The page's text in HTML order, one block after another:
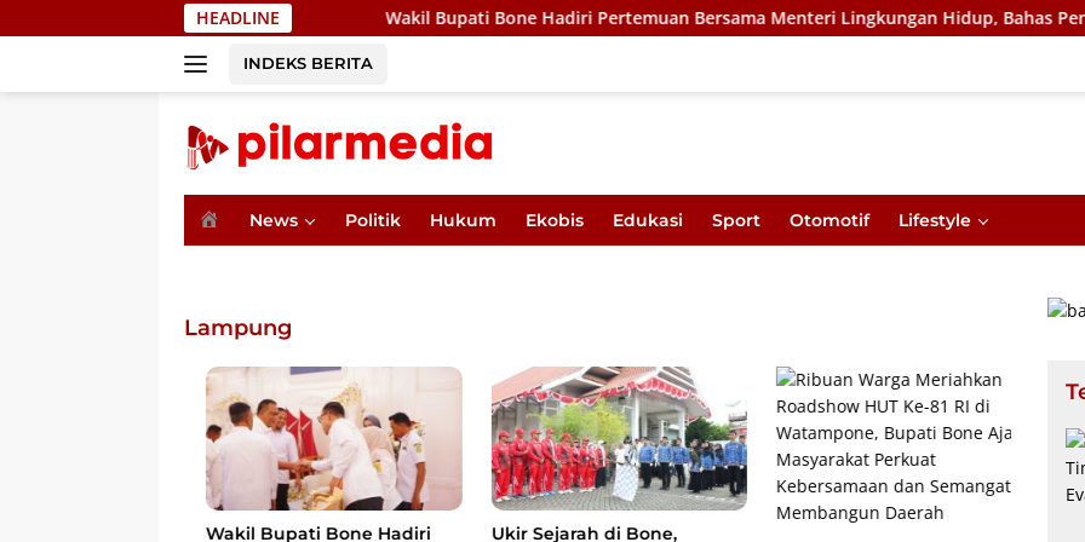
ke
HEADLINEWakil Bupati Bone Hadiri Pertemuan Bersama Menteri Lingkungan Hidup, Bahas Pengelolaan Sampah
INDEKS BERITA
o
News Politik Hukum Ekobis Edukasi Sport Otomotif Lifestyle
Lampung
Wakil Bupati Bone Hadiri
Ukir Sejarah di Bone,